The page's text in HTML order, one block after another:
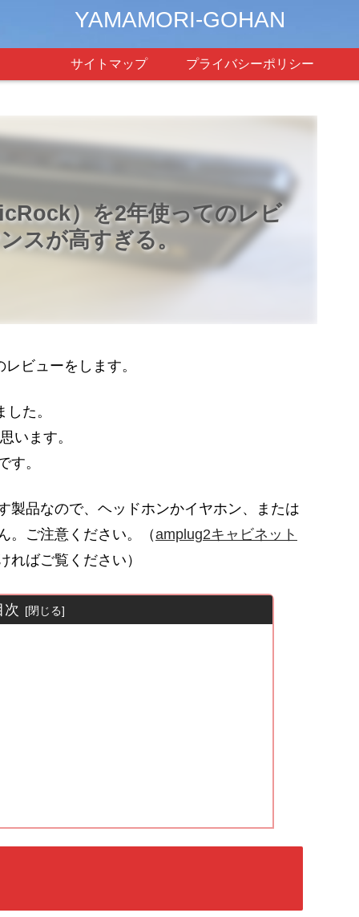
YAMAMORI-GOHAN
サイトマップ プライバシーポリシー
）を2年使ってのレビ
スが高すぎる。
ビューをします。
た。
います。
す。
製品なので、ヘッドホンかイヤホン、または
。ご注意ください。（amplug2キャビネット
ればご覧ください）
次